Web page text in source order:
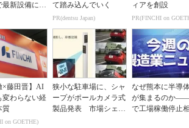
最新設備に機
て踏み込んでいく
PR(dentsu Japan)
ィアを創設
PR(FINCHI on
×藤田晋】AI
変わらない経
質
on GOETHE)
狭小な駐車場に、シャ
ープがポールカメラ式
製品発表 市場シェア
なぜ熊本に半導
が集まるのか
で工場稼働停止